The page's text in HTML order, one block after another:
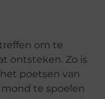
om te
ontsteken. Zo is
poetsen van
te spoelen